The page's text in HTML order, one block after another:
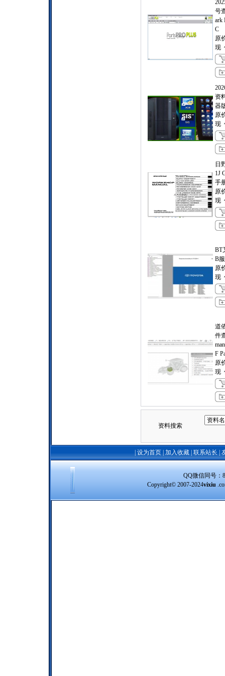
号
ark
C
原
现
资
器
原
现
日
1J
手
原
现
BT
B
原
现
道
件
F
原
现
资料搜索
设为首页| 加入收藏| 联系站长
QQ微信同号：
Copyright© 2007-2024vixiu